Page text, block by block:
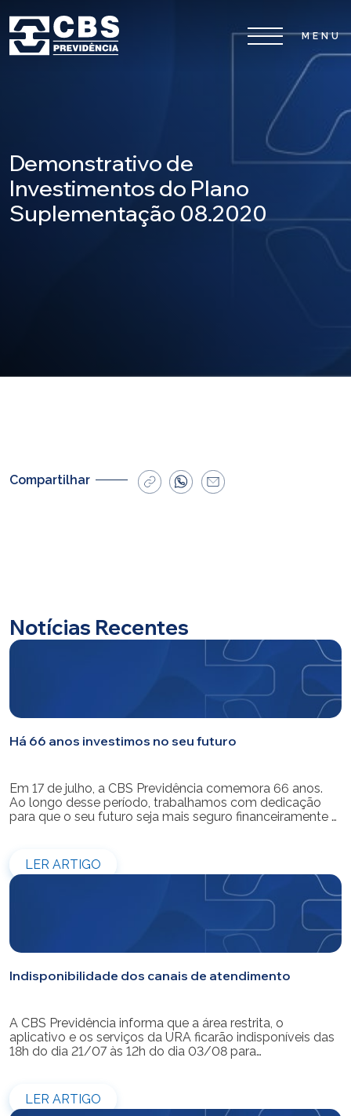
Planos
Investimentos
Demonstrativo de
Investimentos do Plano
Suplementação 08.2020
Compartilhar
Notícias Recentes
Há 66 anos investimos no seu futuro
Em 17 de julho, a CBS Previdência comemora 66 anos.
Ao longo desse período, trabalhamos com dedicação
para que o seu futuro seja mais seguro financeiramente e
eficiência e transparência os recursos dos nossos mais
de 39 mil participantes. Temos […]
LER ARTIGO
Indisponibilidade dos canais de atendimento
A CBS Previdência informa que a área restrita, o
aplicativo e os serviços da URA ficarão indisponíveis das
18h do dia 21/07 às 12h do dia 03/08 para
entre os dias 22/07 e 31/07. Reforçamos que as
simulações e contratações de empréstimos […]
LER ARTIGO